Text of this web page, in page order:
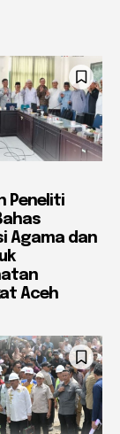
Peneliti
Agama dan
Aceh